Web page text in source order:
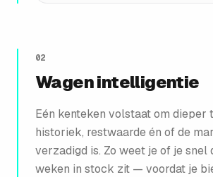
02
Wagen intelligentie
Eén kenteken volstaat om dieper
historiek, restwaarde én of de
verzadigd is. Zo weet je of je
weken in stock zit — voordat je